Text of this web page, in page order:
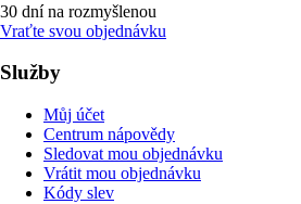
30 dní na rozmyšlenou
Vraťte svou objednávku
Služby
Můj účet
Centrum nápovědy
Sledovat mou objednávku
Vrátit mou objednávku
Kódy slev